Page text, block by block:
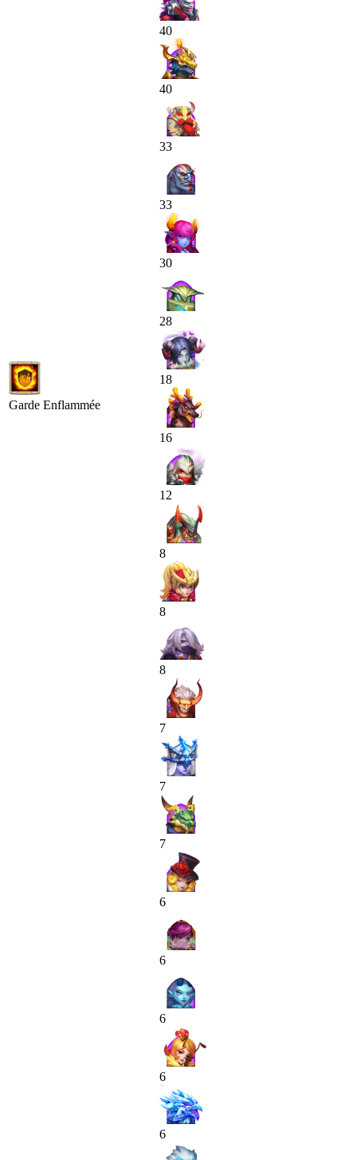
Garde Enflammée
40
40
33
33
30
28
18
16
12
8
8
8
7
7
7
6
6
6
6
6